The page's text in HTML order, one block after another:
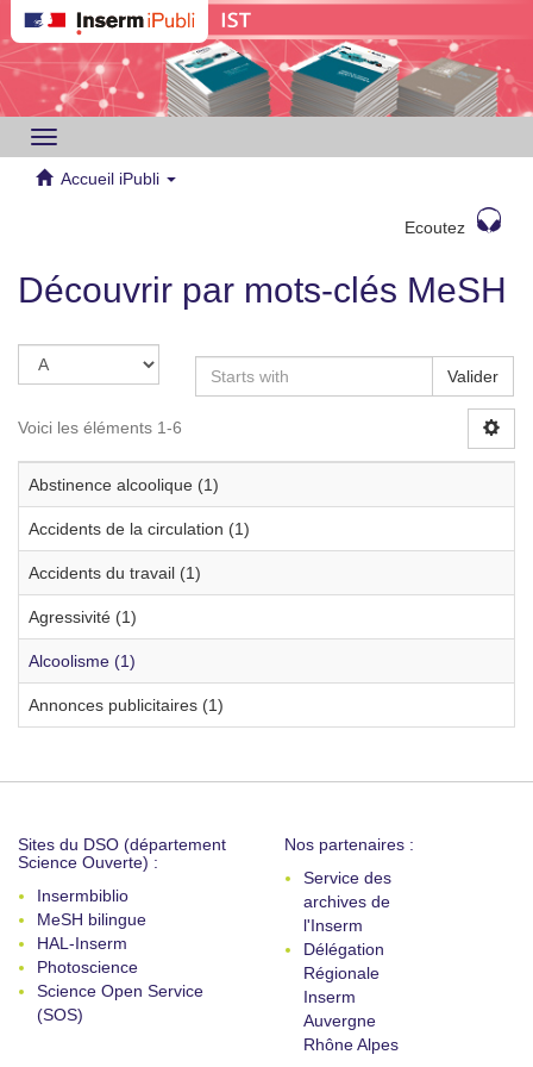
Toggle
navigation
Accueil iPubli
Ecoutez
Découvrir par mots-clés MeSH
Valider
Voici les éléments 1-6
Abstinence alcoolique (1)
Accidents de la circulation (1)
Accidents du travail (1)
Agressivité (1)
Alcoolisme (1)
Annonces publicitaires (1)
Sites du DSO (département
Science Ouverte) :
Insermbiblio
MeSH bilingue
HAL-Inserm
Photoscience
Science Open Service
(SOS)
Nos partenaires :
Service des
archives de
l'Inserm
Délégation
Régionale
Inserm
Auvergne
Rhône Alpes